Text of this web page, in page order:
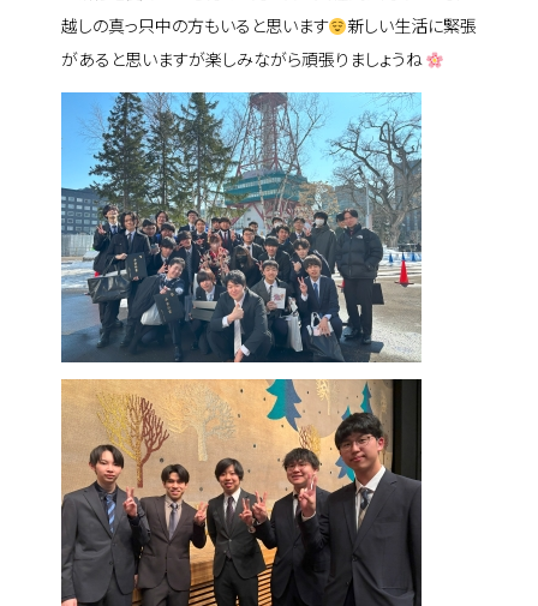
越しの真っ只中の方もいると思います
新しい生活に緊張
があると思いますが楽しみながら頑張りましょうね